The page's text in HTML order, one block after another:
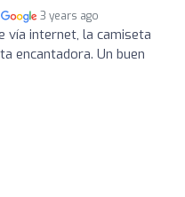
3 years ago
vía internet, la camiseta
encantadora. Un buen